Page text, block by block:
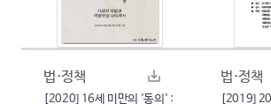
법·정책
[2020] 16세 미만의 '동의' :
법·정책
[2019]